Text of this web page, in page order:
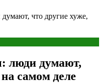
что другие хуже,
люди думают,
самом деле